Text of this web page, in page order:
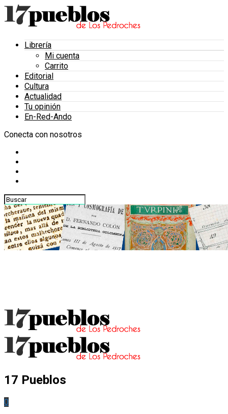
Librería
Mi cuenta
Carrito
Editorial
Cultura
Actualidad
Tu opinión
En-Red-Ando
Conecta con nosotros
17 Pueblos
0